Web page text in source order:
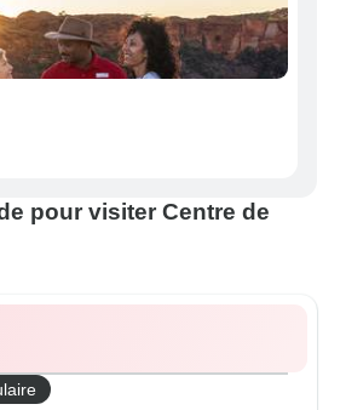
pour visiter Centre de